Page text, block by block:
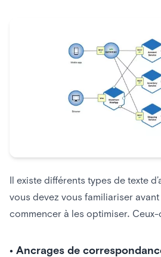
Il existe différents types de texte
vous devez vous familiariser
commencer à les optimiser. Ceux-
• Ancrages de